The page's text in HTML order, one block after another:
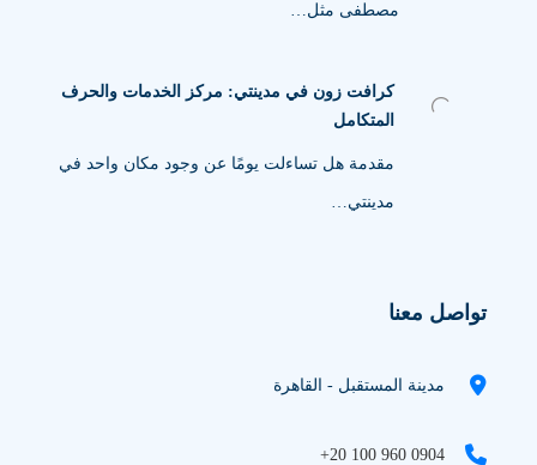
مصطفى مثل…
كرافت زون في مدينتي: مركز الخدمات والحرف
المتكامل
مقدمة هل تساءلت يومًا عن وجود مكان واحد في
مدينتي…
تواصل معنا
مدينة المستقبل - القاهرة
+20 100 960 0904